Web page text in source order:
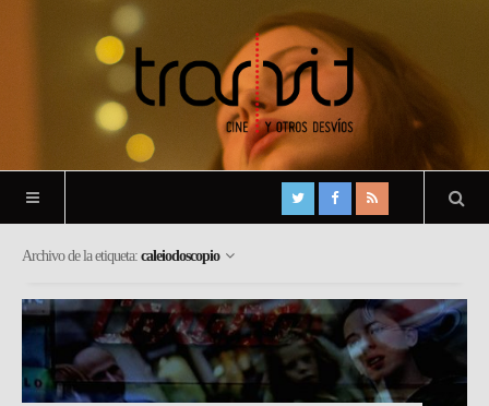
Archivo de la etiqueta: caleiodoscopio